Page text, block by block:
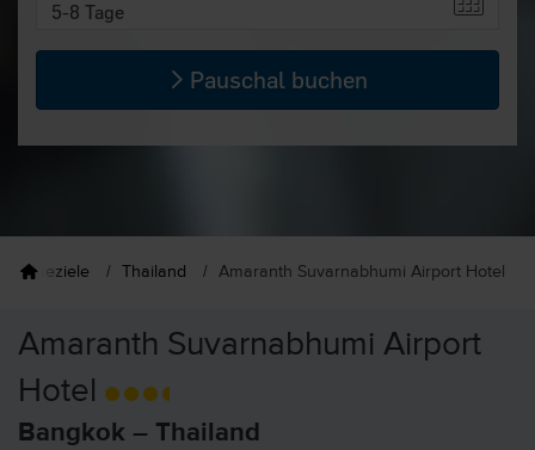
5-8 Tage
Pauschal buchen
Reiseziele Thailand Amaranth Suvarnabhumi Airport Hotel
Amaranth Suvarnabhumi Airport
Hotel
Bangkok – Thailand